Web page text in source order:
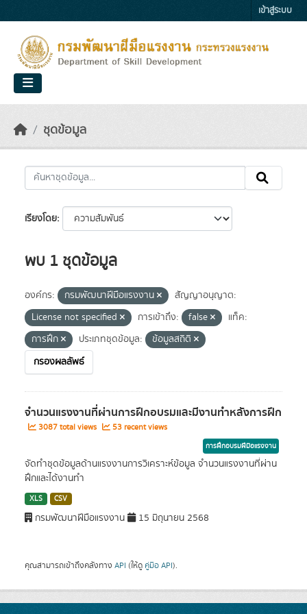
เข้าสู่ระบบ
ชุดข้อมูล
เรียงโดย
พบ 1 ชุดข้อมูล
องค์กร: กรมพัฒนาฝีมือแรงงาน
สัญญาอนุญาต:
License not specified
การเข้าถึง: false
แท็ค:
การฝึก
ประเภทชุดข้อมูล:
ข้อมูลสถิติ
กรองผลลัพธ์
จำนวนแรงงานที่ผ่านการฝึกอบรมและมีงานทำหลังการฝึก
3087 total views 53 recent views
การฝึกอบรมฝีมือแรงงาน
จัดทำชุดข้อมูลด้านแรงงานการวิเคราะห์ข้อมูล จำนวนแรงงานที่ผ่าน
ฝึกและได้งานทำ
XLS CSV
กรมพัฒนาฝีมือแรงงาน 15 มิถุนายน 2568
คุณสามารถเข้าถึงคลังทาง API (ให้ดู คู่มือ API).